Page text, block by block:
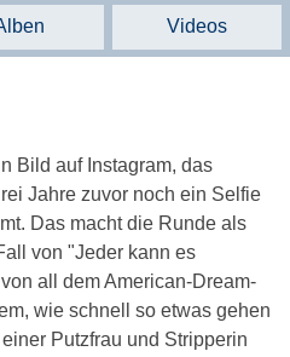
Videos
Bild auf Instagram, das
Jahre zuvor noch ein Selfie
Das macht die Runde als
von "Jeder kann es
all dem American-Dream-
wie schnell so etwas gehen
Putzfrau und Stripperin